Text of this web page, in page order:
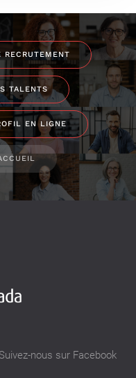
TALENTS
EN LIGNE
nous sur Facebook